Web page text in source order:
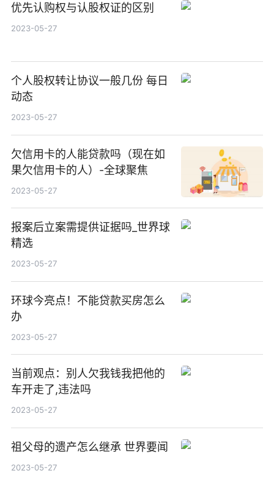
优先认购权与认股权证的区别
2023-05-27
个人股权转让协议一般几份 每日
动态
2023-05-27
欠信用卡的人能贷款吗（现在如
果欠信用卡的人）-全球聚焦
2023-05-27
报案后立案需提供证据吗_世界球
精选
2023-05-27
环球今亮点！不能贷款买房怎么
办
2023-05-27
当前观点：别人欠我钱我把他的
车开走了,违法吗
2023-05-27
祖父母的遗产怎么继承 世界要闻
2023-05-27